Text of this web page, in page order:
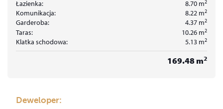
Łazienka: 8.70 m2
Komunikacja: 8.22 m2
Garderoba: 4.37 m2
Taras: 10.26 m2
Klatka schodowa: 5.13 m2
169.48m2
Deweloper: